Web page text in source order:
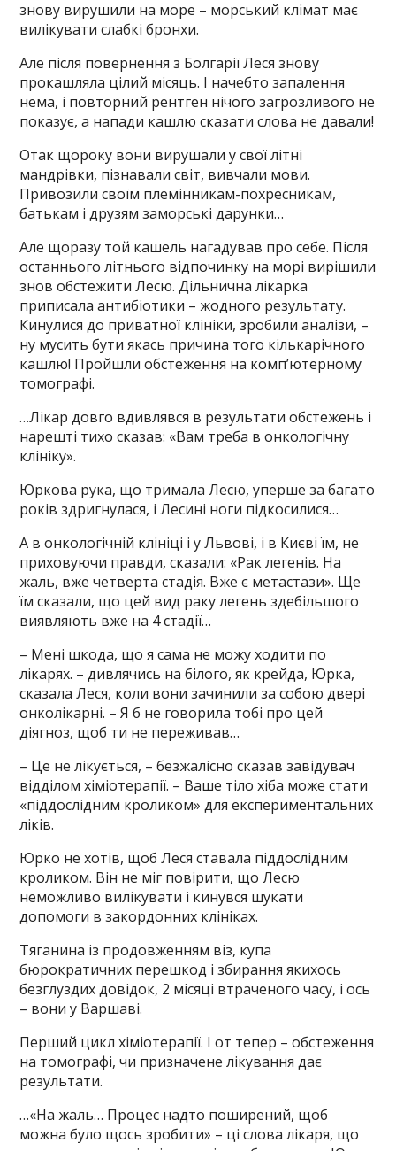
знову вирушили на море – морський клімат має
вилікувати слабкі бронхи.
Але після повернення з Болгарії Леся знову
прокашляла цілий місяць. І начебто запалення
нема, і повторний рентген нічого загрозливого не
показує, а напади кашлю сказати слова не давали!
Отак щороку вони вирушали у свої літні
мандрівки, пізнавали світ, вивчали мови.
Привозили своїм племінникам-похресникам,
батькам і друзям заморські дарунки…
Але щоразу той кашель нагадував про себе. Після
останнього літнього відпочинку на морі вирішили
знов обстежити Лесю. Дільнична лікарка
приписала антибіотики – жодного результату.
Кинулися до приватної клініки, зробили аналізи, –
ну мусить бути якась причина того кількарічного
кашлю! Пройшли обстеження на комп’ютерному
томографі.
…Лікар довго вдивлявся в результати обстежень і
нарешті тихо сказав: «Вам треба в онкологічну
клініку».
Юркова рука, що тримала Лесю, уперше за багато
років здригнулася, і Лесині ноги підкосилися…
А в онкологічній клініці і у Львові, і в Києві їм, не
приховуючи правди, сказали: «Рак легенів. На
жаль, вже четверта стадія. Вже є метастази». Ще
їм сказали, що цей вид раку легень здебільшого
виявляють вже на 4 стадії…
– Мені шкода, що я сама не можу ходити по
лікарях. – дивлячись на білого, як крейда, Юрка,
сказала Леся, коли вони зачинили за собою двері
онколікарні. – Я б не говорила тобі про цей
діягноз, щоб ти не переживав…
– Це не лікується, – безжалісно сказав завідувач
відділом хіміотерапії. – Ваше тіло хіба може стати
«піддослідним кроликом» для експериментальних
ліків.
Юрко не хотів, щоб Леся ставала піддослідним
кроликом. Він не міг повірити, що Лесю
неможливо вилікувати і кинувся шукати
допомоги в закордонних клініках.
Тяганина із продовженням віз, купа
бюрократичних перешкод і збирання якихось
безглуздих довідок, 2 місяці втраченого часу, і ось
– вони у Варшаві.
Перший цикл хіміотерапії. І от тепер – обстеження
на томографі, чи призначене лікування дає
результати.
…«На жаль… Процес надто поширений, щоб
можна було щось зробити» – ці слова лікаря, що